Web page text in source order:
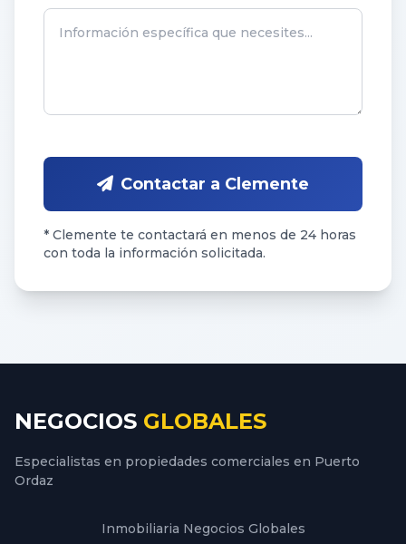
Contactar a Clemente
* Clemente te contactará en menos de 24 horas
con toda la información solicitada.
NEGOCIOS GLOBALES
Especialistas en propiedades comerciales en Puerto
Ordaz
Inmobiliaria Negocios Globales